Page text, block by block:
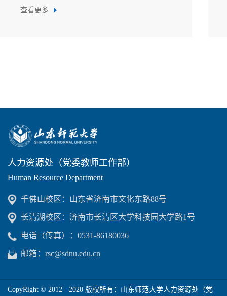
查看更多
人力资源处（党委教师工作部）
Human Resource Department
千佛山校区：山东省济南市文化东路88号
长清湖校区：济南市长清区大学科技园大学路1号
电话（传真）：0531-86180036
邮箱：rsc@sdnu.edu.cn
CopyRight © 2012 - 2020 版权所有：山东师范大学人力资源处（党